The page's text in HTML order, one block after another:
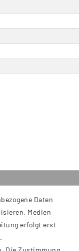
Daten
Medien
erfolgt erst